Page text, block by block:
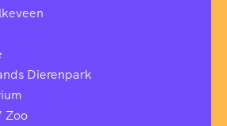
Dierenpark
Zoo